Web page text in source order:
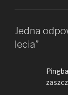
Jedna
lecia”